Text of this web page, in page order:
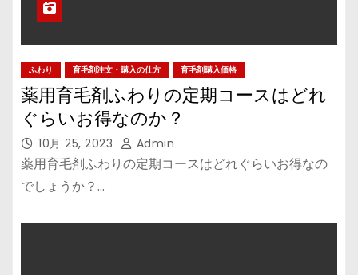
ふわり 育毛剤注文・購入の仕方 育毛剤購入価格
薬用育毛剤ふわりの定期コースはどれ
ぐらいお得なのか？
10月 25, 2023 Admin
薬用育毛剤ふわりの定期コースはどれぐらいお得なの
でしょうか？…